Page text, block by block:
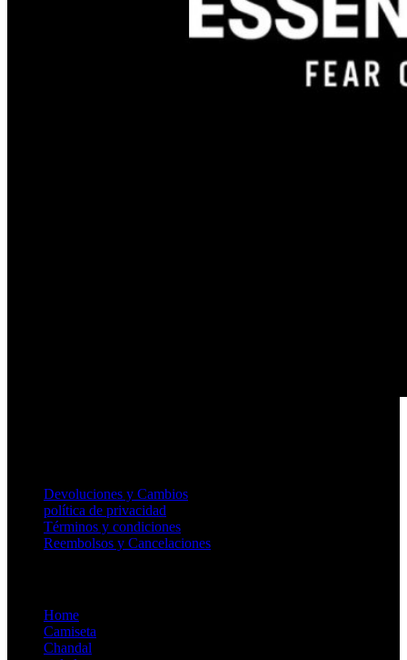
Devoluciones y Cambios
política de privacidad
Términos y condiciones
Reembolsos y Cancelaciones
Home
Camiseta
Chandal